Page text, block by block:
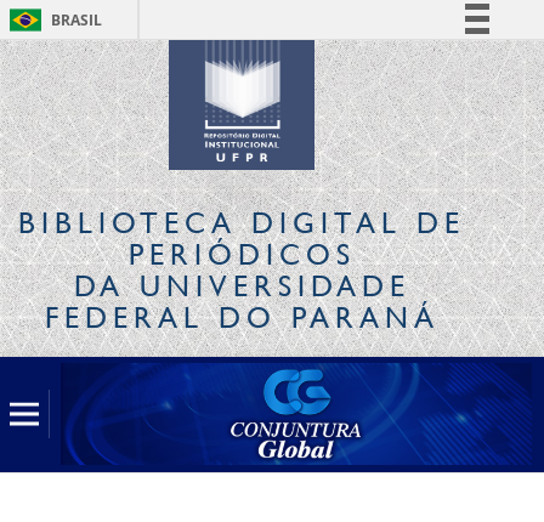
BRASIL
Simplifique!
Comunica BR
Participe
Acesso à informação
Legislação
Canais
BIBLIOTECA DIGITALDE
PERIÓDICOS
DA UNIVERSIDADE
FEDERAL DO PARANÁ